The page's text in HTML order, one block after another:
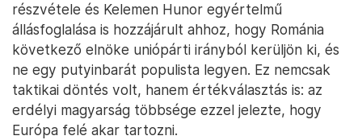
részvétele és Kelemen Hunor egyértelmű
állásfoglalása is hozzájárult ahhoz, hogy Románia
következő elnöke uniópárti irányból kerüljön ki, és
ne egy putyinbarát populista legyen. Ez nemcsak
taktikai döntés volt, hanem értékválasztás is: az
erdélyi magyarság többsége ezzel jelezte, hogy
Európa felé akar tartozni.